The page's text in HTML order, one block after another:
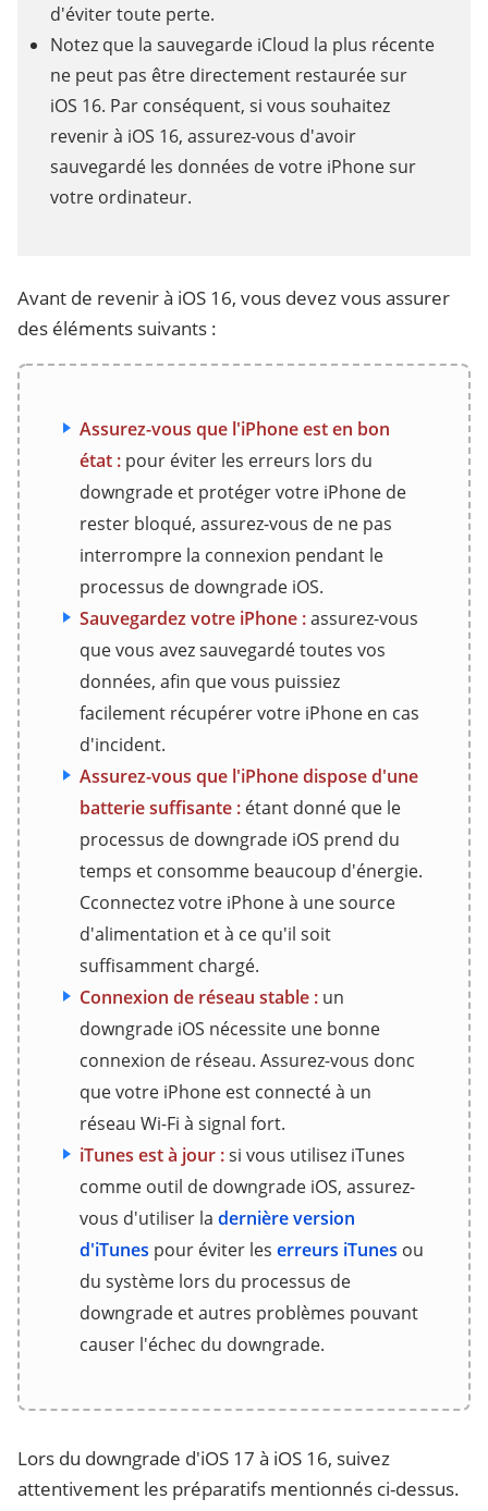
d'éviter toute perte.
Notez que la sauvegarde iCloud la plus récente
ne peut pas être directement restaurée sur
iOS 16. Par conséquent, si vous souhaitez
revenir à iOS 16, assurez-vous d'avoir
sauvegardé les données de votre iPhone sur
votre ordinateur.
Avant de revenir à iOS 16, vous devez vous assurer
des éléments suivants :
Assurez-vous que l'iPhone est en bon
état : pour éviter les erreurs lors du
downgrade et protéger votre iPhone de
rester bloqué, assurez-vous de ne pas
interrompre la connexion pendant le
processus de downgrade iOS.
Sauvegardez votre iPhone :assurez-vous
que vous avez sauvegardé toutes vos
données, afin que vous puissiez
facilement récupérer votre iPhone en cas
d'incident.
Assurez-vous que l'iPhone dispose d'une
batterie suffisante : étant donné que le
processus de downgrade iOS prend du
temps et consomme beaucoup d'énergie.
Cconnectez votre iPhone à une source
d'alimentation et à ce qu'il soit
suffisamment chargé.
Connexion de réseau stable : un
downgrade iOS nécessite une bonne
connexion de réseau. Assurez-vous donc
que votre iPhone est connecté à un
réseau Wi-Fi à signal fort.
iTunes est à jour :si vous utilisez iTunes
comme outil de downgrade iOS, assurez-
vous d'utiliser la dernière version
d'iTunes pour éviter les erreurs iTunes ou
du système lors du processus de
downgrade et autres problèmes pouvant
causer l'échec du downgrade.
Lors du downgrade d'iOS 17 à iOS 16, suivez
attentivement les préparatifs mentionnés ci-dessus.